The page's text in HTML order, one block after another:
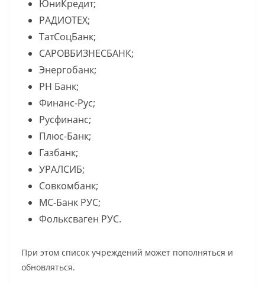
ЮниКредит;
РАДИОТЕХ;
ТатСоцБанк;
САРОВБИЗНЕСБАНК;
Энергобанк;
РН Банк;
Финанс-Рус;
Русфинанс;
Плюс-Банк;
Газбанк;
УРАЛСИБ;
Совкомбанк;
МС-Банк РУС;
Фольксваген РУС.
При этом список учреждений может пополняться и
обновляться.